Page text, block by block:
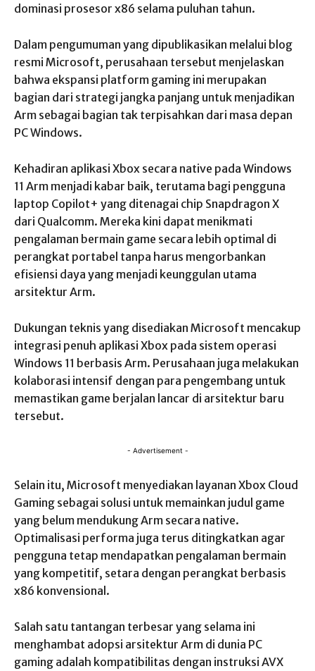
dominasi prosesor x86 selama puluhan tahun.
Dalam pengumuman yang dipublikasikan melalui blog
resmi Microsoft, perusahaan tersebut menjelaskan
bahwa ekspansi platform gaming ini merupakan
bagian dari strategi jangka panjang untuk menjadikan
Arm sebagai bagian tak terpisahkan dari masa depan
PC Windows.
Kehadiran aplikasi Xbox secara native pada Windows
11 Arm menjadi kabar baik, terutama bagi pengguna
laptop Copilot+ yang ditenagai chip Snapdragon X
dari Qualcomm. Mereka kini dapat menikmati
pengalaman bermain game secara lebih optimal di
perangkat portabel tanpa harus mengorbankan
efisiensi daya yang menjadi keunggulan utama
arsitektur Arm.
Dukungan teknis yang disediakan Microsoft mencakup
integrasi penuh aplikasi Xbox pada sistem operasi
Windows 11 berbasis Arm. Perusahaan juga melakukan
kolaborasi intensif dengan para pengembang untuk
memastikan game berjalan lancar di arsitektur baru
tersebut.
- Advertisement -
Selain itu, Microsoft menyediakan layanan Xbox Cloud
Gaming sebagai solusi untuk memainkan judul game
yang belum mendukung Arm secara native.
Optimalisasi performa juga terus ditingkatkan agar
pengguna tetap mendapatkan pengalaman bermain
yang kompetitif, setara dengan perangkat berbasis
x86 konvensional.
Salah satu tantangan terbesar yang selama ini
menghambat adopsi arsitektur Arm di dunia PC
gaming adalah kompatibilitas dengan instruksi AVX